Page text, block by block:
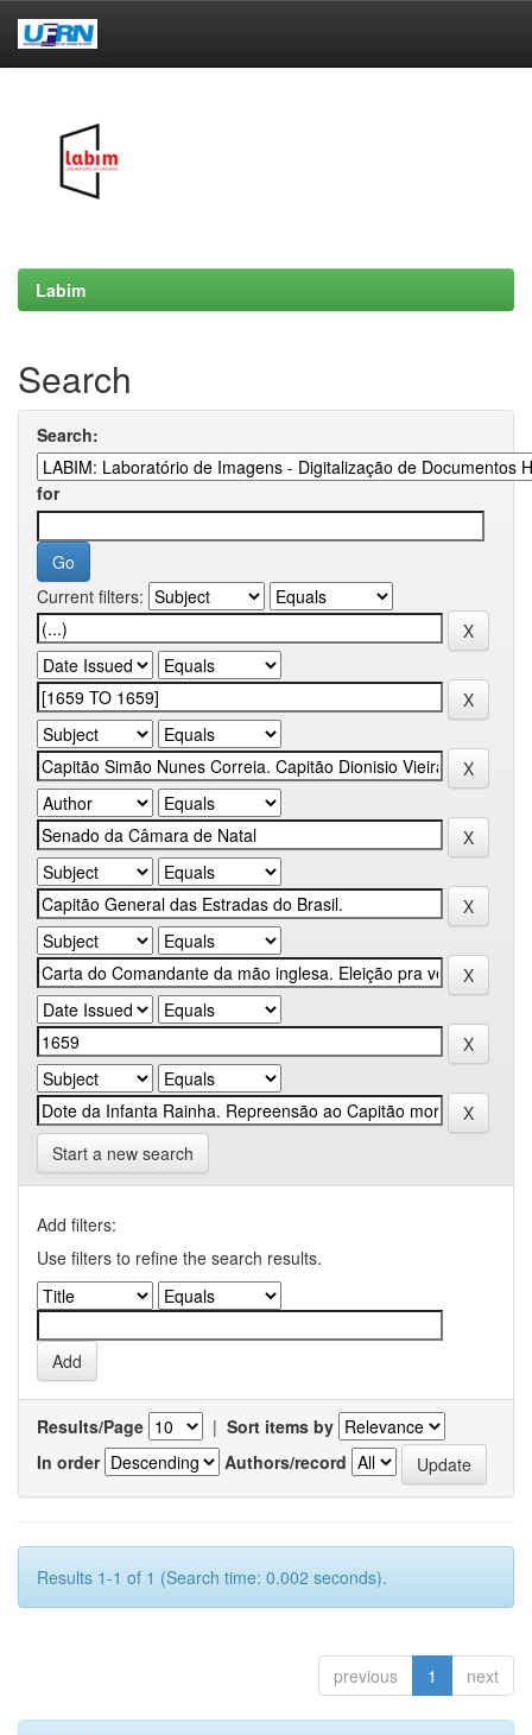
Labim
Search
Search:
for
Current filters:
Start a new search
Add filters:
Use filters to refine the search results.
Results/Page | Sort items by
In order
Authors/record
Results 1-1 of 1 (Search time: 0.002 seconds).
previous 1 next